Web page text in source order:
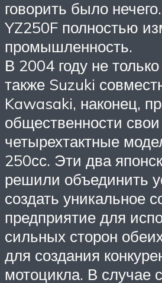
говорить было
YZ250F полностью
промышленность.
В 2004 году не
также Suzuki
Kawasaki, наконец,
общественности свои
четырехтактные
250сс. Эти два
решили объединить
создать уникальное
предприятие для
сильных сторон
для создания
мотоцикла. В случае